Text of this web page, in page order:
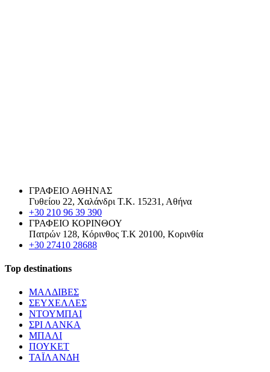
ΓΡΑΦΕΙΟ ΑΘΗΝΑΣ
Γυθείου 22, Χαλάνδρι Τ.Κ. 15231, Αθήνα
+30 210 96 39 390
ΓΡΑΦΕΙΟ ΚΟΡΙΝΘΟΥ
Πατρών 128, Κόρινθος Τ.Κ 20100, Κορινθία
+30 27410 28688
Top destinations
ΜΑΛΔΙΒΕΣ
ΣΕΥΧΕΛΛΕΣ
ΝΤΟΥΜΠΑΙ
ΣΡΙ ΛΑΝΚΑ
ΜΠΑΛΙ
ΠΟΥΚΕΤ
ΤΑΪΛΑΝΔΗ